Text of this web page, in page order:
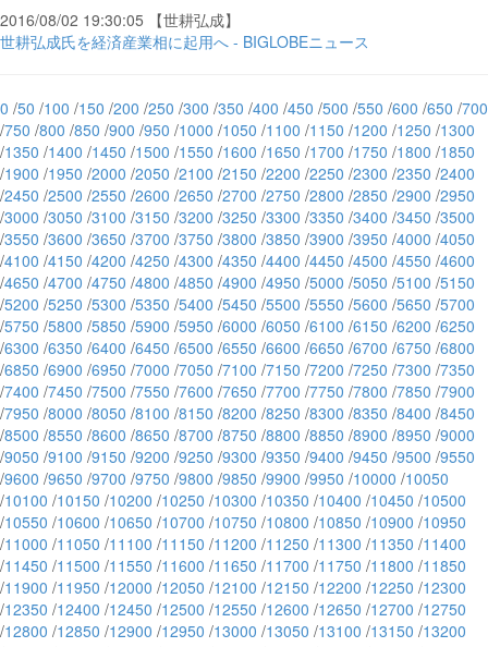
2016/08/02 19:30:05 【世耕弘成】
世耕弘成氏を経済産業相に起用へ - BIGLOBEニュース
0 /50 /100 /150 /200 /250 /300 /350 /400 /450 /500 /550 /600 /650 /700
/750 /800 /850 /900 /950 /1000 /1050 /1100 /1150 /1200 /1250 /1300
/1350 /1400 /1450 /1500 /1550 /1600 /1650 /1700 /1750 /1800 /1850
/1900 /1950 /2000 /2050 /2100 /2150 /2200 /2250 /2300 /2350 /2400
/2450 /2500 /2550 /2600 /2650 /2700 /2750 /2800 /2850 /2900 /2950
/3000 /3050 /3100 /3150 /3200 /3250 /3300 /3350 /3400 /3450 /3500
/3550 /3600 /3650 /3700 /3750 /3800 /3850 /3900 /3950 /4000 /4050
/4100 /4150 /4200 /4250 /4300 /4350 /4400 /4450 /4500 /4550 /4600
/4650 /4700 /4750 /4800 /4850 /4900 /4950 /5000 /5050 /5100 /5150
/5200 /5250 /5300 /5350 /5400 /5450 /5500 /5550 /5600 /5650 /5700
/5750 /5800 /5850 /5900 /5950 /6000 /6050 /6100 /6150 /6200 /6250
/6300 /6350 /6400 /6450 /6500 /6550 /6600 /6650 /6700 /6750 /6800
/6850 /6900 /6950 /7000 /7050 /7100 /7150 /7200 /7250 /7300 /7350
/7400 /7450 /7500 /7550 /7600 /7650 /7700 /7750 /7800 /7850 /7900
/7950 /8000 /8050 /8100 /8150 /8200 /8250 /8300 /8350 /8400 /8450
/8500 /8550 /8600 /8650 /8700 /8750 /8800 /8850 /8900 /8950 /9000
/9050 /9100 /9150 /9200 /9250 /9300 /9350 /9400 /9450 /9500 /9550
/9600 /9650 /9700 /9750 /9800 /9850 /9900 /9950 /10000 /10050
/10100 /10150 /10200 /10250 /10300 /10350 /10400 /10450 /10500
/10550 /10600 /10650 /10700 /10750 /10800 /10850 /10900 /10950
/11000 /11050 /11100 /11150 /11200 /11250 /11300 /11350 /11400
/11450 /11500 /11550 /11600 /11650 /11700 /11750 /11800 /11850
/11900 /11950 /12000 /12050 /12100 /12150 /12200 /12250 /12300
/12350 /12400 /12450 /12500 /12550 /12600 /12650 /12700 /12750
/12800 /12850 /12900 /12950 /13000 /13050 /13100 /13150 /13200